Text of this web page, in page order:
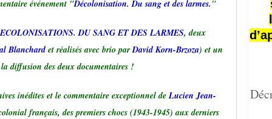
événement "Décolonisation. Du sang et des larmes. "
DU SANG ET DES LARMES, deux
Blanchardet réalisés avec brio parDavid Korn-Brzoza) et un
diffusion des deux documentaires !
inédites et le commentaire exceptionnel deLucien Jean-
français, des premiers chocs (1943-1945) aux derniers